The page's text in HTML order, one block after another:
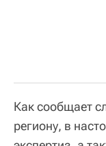
Как сообщает
региону, в